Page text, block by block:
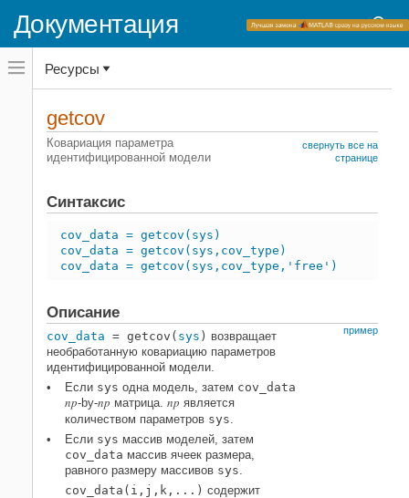
Документация
Переключатель
навигационного
меню
переключатель
навигационного
System Identification Toolbox
Проверка допустимости модели
System Identification Toolbox
Анализ модели
Экстракция данных
НА ЭТОЙ СТРАНИЦЕ
Описание
Примеры
Входные параметры
Выходные аргументы
Смотрите также
Ресурсы
getcov
Ковариация параметра
идентифицированной модели
свернуть все на
странице
Синтаксис
cov_data = getcov(sys)
cov_data = getcov(sys,cov_type)
cov_data = getcov(sys,cov_type,'free')
Описание
пример
cov_data = getcov( sys ) возвращает
необработанную ковариацию параметров
идентифицированной модели.
Если sys одна модель, затем cov_data
np-by-np матрица. np является
количеством параметров sys.
Если sys массив моделей, затем
cov_data массив ячеек размера,
равного размеру массивов sys.
cov_data(i,j,k,...) содержит